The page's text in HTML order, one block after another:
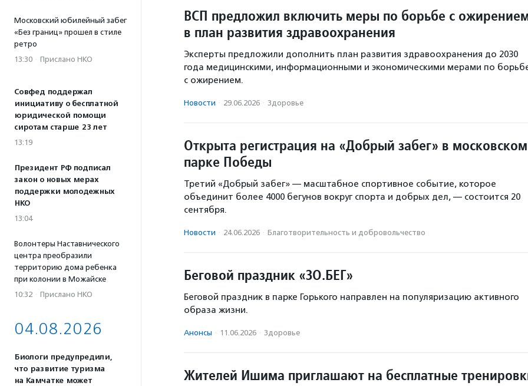
Московский юбилейный забег
«Без границ» прошел в стиле
ретро
13:30 · Прислано НКО
Совфед поддержал
инициативу о бесплатной
юридической помощи
сиротам старше 23 лет
13:19
Президент РФ подписал
закон о новых мерах
поддержки молодежных
НКО
13:04
Волонтеры Наставнического
центра преобразили
территорию дома ребенка
при колонии в Можайске
10:32 · Прислано НКО
04.08.2026
Биологи предупредили,
что развитие туризма
на Камчатке может
ВСП предложил включить меры по борьбе с
в план развития здравоохранения
Эксперты предложили дополнить план развития здравоохранения до 2030
года медицинскими, информационными и экономическими мерами по
с ожирением.
Новости · 29.06.2026 · Здоровье
Открыта регистрация на «Добрый забег» в московском
парке Победы
Третий «Добрый забег» — масштабное спортивное событие, которое
объединит более 4000 бегунов вокруг спорта и добрых дел, — состоится 20
сентября.
Новости · 24.06.2026 · Благотвори­тель­ность и доброволь­чест­во
Беговой праздник «ЗО.БЕГ»
Беговой праздник в парке Горького направлен на популяризацию активного
образа жизни.
Анонсы · 11.06.2026 · Здоровье
Жителей Ишима приглашают на бесплатные